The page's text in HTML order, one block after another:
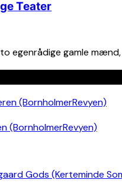
Teater
egenrådige gamle
(BornholmerRevyen)